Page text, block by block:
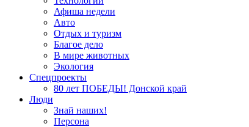
Афиша недели
Авто
Отдых и туризм
Благое дело
В мире животных
Экология
Спецпроекты
80 лет ПОБЕДЫ! Донской край
Люди
Знай наших!
Персона